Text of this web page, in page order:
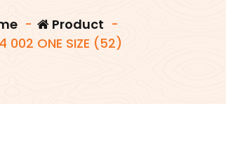
- Product -
002 ONE SIZE (52)